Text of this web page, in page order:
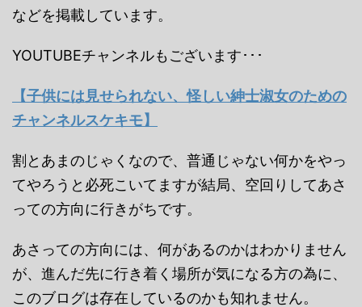
などを掲載しています。
YOUTUBEチャンネルもございます･･･
【子供には見せられない、怪しい紳士淑女のための
チャンネルスケキモ】
割とあまのじゃくなので、普通じゃない何かをやっ
てやろうと必死こいてますが結局、空回りしてあさ
っての方向に行きがちです。
あさっての方向には、何があるのかはわかりません
が、進んだ先に行き着く場所が気になる方の為に、
このブログは存在しているのかも知れません。